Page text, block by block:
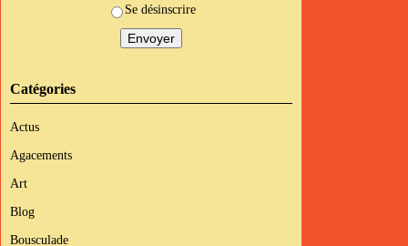
Se désinscrire
Catégories
Actus
Agacements
Art
Blog
Bousculade